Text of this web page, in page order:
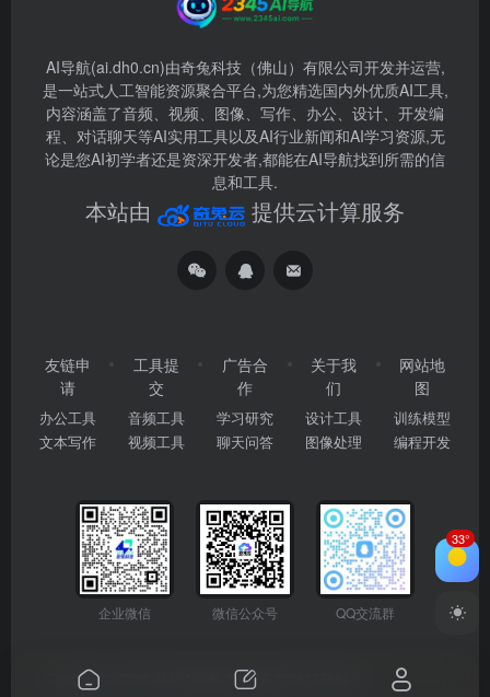
AI导航(ai.dh0.cn)由奇兔科技（佛山）有限公司开发并运营,
是一站式人工智能资源聚合平台,为您精选国内外优质AI工具,
内容涵盖了音频、视频、图像、写作、办公、设计、开发编
程、对话聊天等AI实用工具以及AI行业新闻和AI学习资源,无
论是您AI初学者还是资深开发者,都能在AI导航找到所需的信
息和工具.
本站由 提供云计算服务
友链申
请
办公工具
文本写作
工具提
交
音频工具
视频工具
广告合
作
学习研究
聊天问答
关于我
们
设计工具
图像处理
网站地
图
训练模型
编程开发
企业微信 微信公众号 QQ交流群
Copyright © 2026 粤ICP备2024177666号
33°